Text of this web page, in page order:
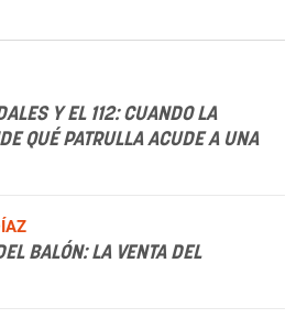
Y EL 112: CUANDO LA
QUÉ PATRULLA ACUDE A UNA
BALÓN: LA VENTA DEL